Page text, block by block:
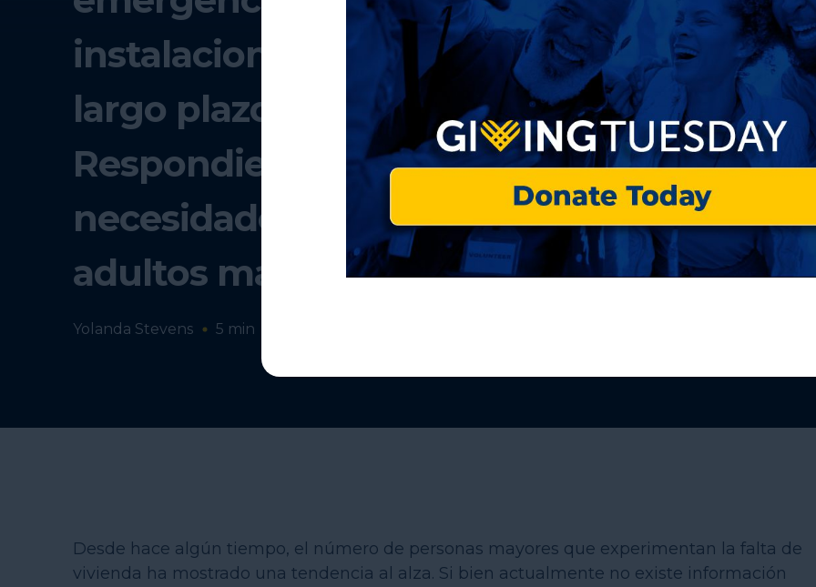
instalaciones de atención a
largo plazo de facto?
Respondiendo a las
necesidades únicas de los
adultos mayores
Yolanda Stevens 5 min
Desde hace algún tiempo, el número de personas mayores que experimentan la falta de
vivienda ha mostrado una tendencia al alza. Si bien actualmente no existe información